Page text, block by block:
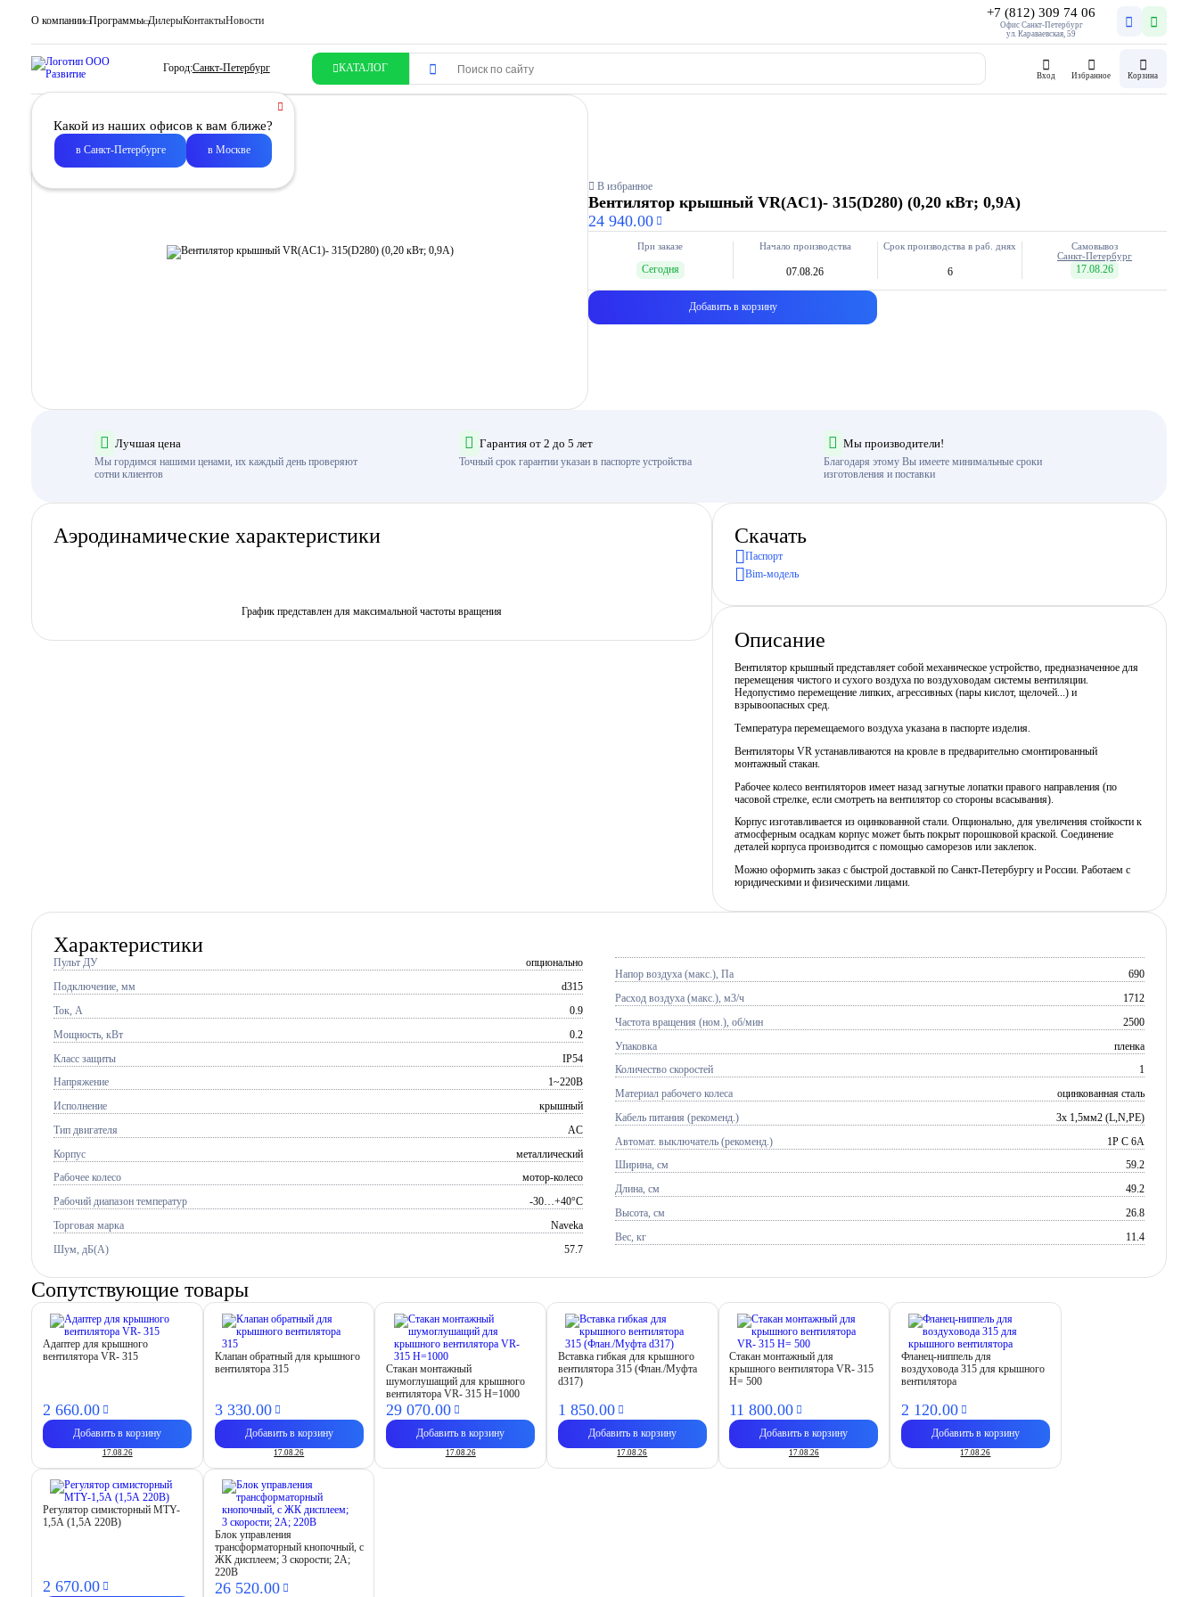
О компании Программы ДилерыКонтактыНовости
+7 (812) 309 74 06
Офис Санкт-Петербург
ул. Караваевская, 59
Город:Санкт-Петербург КАТАЛОГ
Вход Избранное Корзина
Какой из наших офисов к вам ближе?
в Санкт-Петербурге в Москве
В избранное
Вентилятор крышный VR(AC1)- 315(D280) (0,20 кВт; 0,9А)
24 940.00
При заказе
Сегодня
Начало производства
07.08.26
Срок производства в раб. днях
6
Самовывоз
Санкт-Петербург
17.08.26
Добавить в корзину
Лучшая цена
Мы гордимся нашими ценами, их каждый день проверяют
сотни клиентов
Гарантия от 2 до 5 лет
Точный срок гарантии указан в паспорте устройства
Мы производители!
Благодаря этому Вы имеете минимальные сроки
изготовления и поставки
Аэродинамические характеристики
График представлен для максимальной частоты вращения
Скачать
Паспорт
Bim-модель
Описание
Вентилятор крышный представляет собой механическое устройство, предназначенное для
перемещения чистого и сухого воздуха по воздуховодам системы вентиляции.
Недопустимо перемещение липких, агрессивных (пары кислот, щелочей...) и
взрывоопасных сред.
Температура перемещаемого воздуха указана в паспорте изделия.
Вентиляторы VR устанавливаются на кровле в предварительно смонтированный
монтажный стакан.
Рабочее колесо вентиляторов имеет назад загнутые лопатки правого направления (по
часовой стрелке, если смотреть на вентилятор со стороны всасывания).
Корпус изготавливается из оцинкованной стали. Опционально, для увеличения стойкости к
атмосферным осадкам корпус может быть покрыт порошковой краской. Соединение
деталей корпуса производится с помощью саморезов или заклепок.
Можно оформить заказ с быстрой доставкой по Санкт-Петербургу и России. Работаем с
юридическими и физическими лицами.
Характеристики
Пульт ДУ опционально
Подключение, мм d315
Ток, A 0.9
Мощность, кВт 0.2
Класс защиты IP54
Напряжение 1~220В
Исполнение крышный
Тип двигателя AC
Корпус металлический
Рабочее колесо мотор-колесо
Рабочий диапазон температур -30…+40°C
Торговая марка Naveka
Шум, дБ(А) 57.7
Напор воздуха (макс.), Па 690
Расход воздуха (макс.), м3/ч 1712
Частота вращения (ном.), об/мин 2500
Упаковка пленка
Количество скоростей 1
Материал рабочего колеса оцинкованная сталь
Кабель питания (рекоменд.) 3х 1,5мм2 (L,N,PE)
Автомат. выключатель (рекоменд.) 1P C 6A
Ширина, см 59.2
Длина, см 49.2
Высота, см 26.8
Вес, кг 11.4
Сопутствующие товары
Адаптер для крышного
вентилятора VR- 315
2 660.00
Добавить в корзину
17.08.26
Клапан обратный для крышного
вентилятора 315
3 330.00
Добавить в корзину
17.08.26
Стакан монтажный
шумоглушащий для крышного
вентилятора VR- 315 H=1000
29 070.00
Добавить в корзину
17.08.26
Вставка гибкая для крышного
вентилятора 315 (Флан./Муфта
d317)
1 850.00
Добавить в корзину
17.08.26
Стакан монтажный для
крышного вентилятора VR- 315
H= 500
11 800.00
Добавить в корзину
17.08.26
Фланец-ниппель для
воздуховода 315 для крышного
вентилятора
2 120.00
Добавить в корзину
17.08.26
Регулятор симисторный MTY-
1,5А (1,5А 220В)
2 670.00
Блок управления
трансформаторный кнопочный, с
ЖК дисплеем; 3 скорости; 2А;
220В
26 520.00